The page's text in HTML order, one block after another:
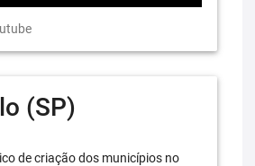
(SP)
de criação dos municípios no